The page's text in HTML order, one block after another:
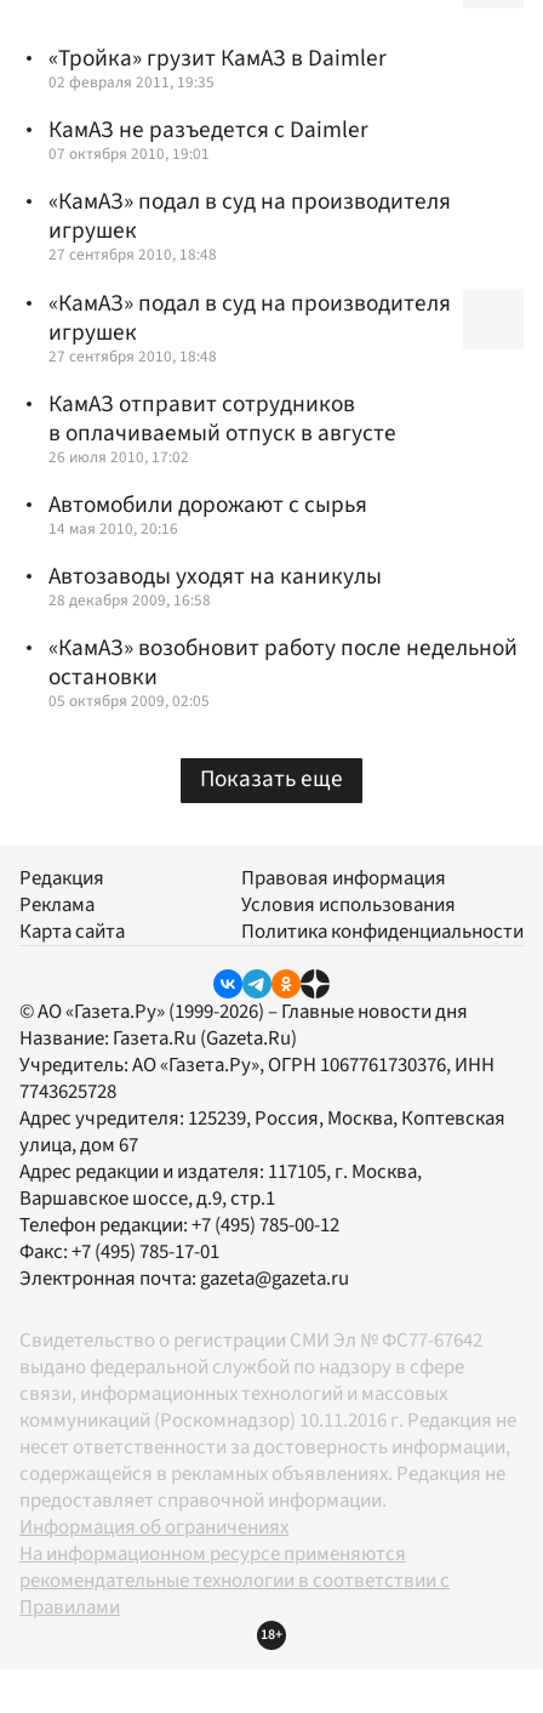
«Тройка» грузит КамАЗ в Daimler
02 февраля 2011, 19:35
КамАЗ не разъедется с Daimler
07 октября 2010, 19:01
«КамАЗ» подал в суд на производителя
игрушек
27 сентября 2010, 18:48
«КамАЗ» подал в суд на производителя
игрушек
27 сентября 2010, 18:48
КамАЗ отправит сотрудников
в оплачиваемый отпуск в августе
26 июля 2010, 17:02
Автомобили дорожают с сырья
14 мая 2010, 20:16
Автозаводы уходят на каникулы
28 декабря 2009, 16:58
«КамАЗ» возобновит работу после недельной
остановки
05 октября 2009, 02:05
Показать еще
Редакция
Реклама
Карта сайта
Правовая информация
Условия использования
Политика конфиденциальности
© АО «Газета.Ру» (1999-2026) – Главные новости дня
Название: Газета.Ru (Gazeta.Ru)
Учредитель:АО «Газета.Ру», ОГРН 1067761730376, ИНН
7743625728
Адрес учредителя: 125239, Россия, Москва, Коптевская
улица, дом 67
Адрес редакции и издателя: 117105, г. Москва,
Варшавское шоссе, д.9, стр.1
Телефон редакции:+7 (495) 785-00-12
Факс:+7 (495) 785-17-01
Электронная почта:gazeta@gazeta.ru
Свидетельство о регистрации СМИ Эл № ФС77-67642
выдано федеральной службой по надзору в сфере
связи, информационных технологий и массовых
коммуникаций (Роскомнадзор) 10.11.2016 г. Редакция не
несет ответственности за достоверность информации,
содержащейся в рекламных объявлениях. Редакция не
предоставляет справочной информации.
Информация об ограничениях
На информационном ресурсе применяются
рекомендательные технологии в соответствии с
Правилами
18+